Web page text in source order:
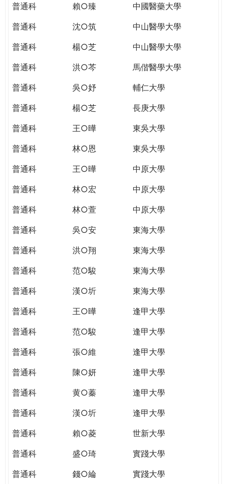
普通科
賴○臻
中國醫藥大學
普通科
沈○筑
中山醫學大學
普通科
楊○芝
中山醫學大學
普通科
洪○芩
馬偕醫學大學
普通科
吳○妤
輔仁大學
普通科
楊○芝
長庚大學
普通科
王○曄
東吳大學
普通科
林○恩
東吳大學
普通科
王○曄
中原大學
普通科
林○宏
中原大學
普通科
林○萱
中原大學
普通科
吳○安
東海大學
普通科
洪○翔
東海大學
普通科
范○駿
東海大學
普通科
漢○圻
東海大學
普通科
王○曄
逢甲大學
普通科
范○駿
逢甲大學
普通科
張○維
逢甲大學
普通科
陳○妍
逢甲大學
普通科
黄○蓁
逢甲大學
普通科
漢○圻
逢甲大學
普通科
賴○菱
世新大學
普通科
盛○琦
實踐大學
普通科
錢○綸
實踐大學